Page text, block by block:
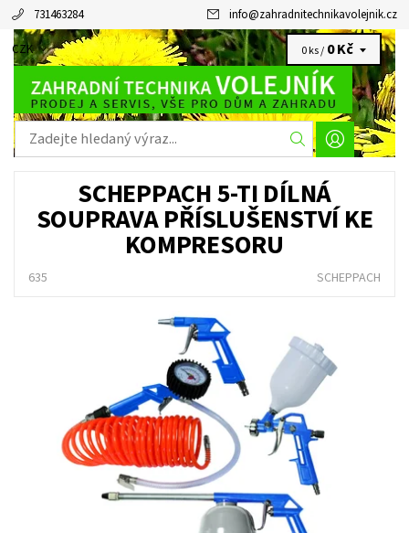
731463284 info@zahradnitechnikavolejnik.cz
CZK 0 ks / 0 Kč
SCHEPPACH 5-TI DÍLNÁ
SOUPRAVA PŘÍSLUŠENSTVÍ KE
KOMPRESORU
635 SCHEPPACH